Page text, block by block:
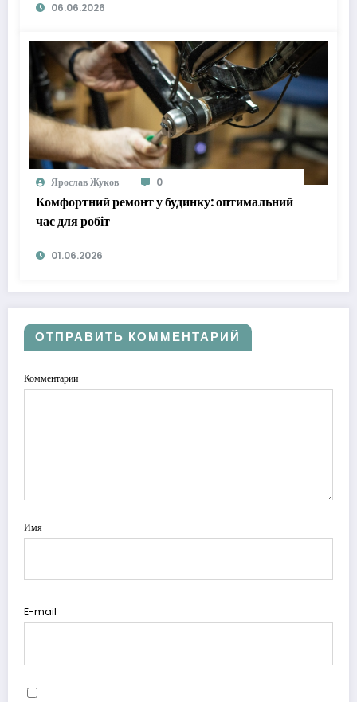
06.06.2026
Ярослав Жуков 0
Комфортний ремонт у будинку: оптимальний
час для робіт
01.06.2026
ОТПРАВИТЬ КОММЕНТАРИЙ
Комментарии
Имя
E-mail